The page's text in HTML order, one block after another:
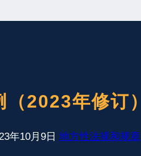
2023年修订）
年10月9日 地方性法规和规章